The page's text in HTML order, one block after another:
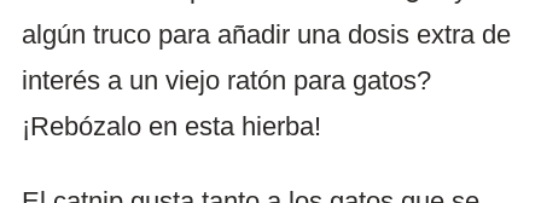
algún truco para añadir una dosis extra de
interés a un viejo ratón para gatos?
¡Rebózalo en esta hierba!